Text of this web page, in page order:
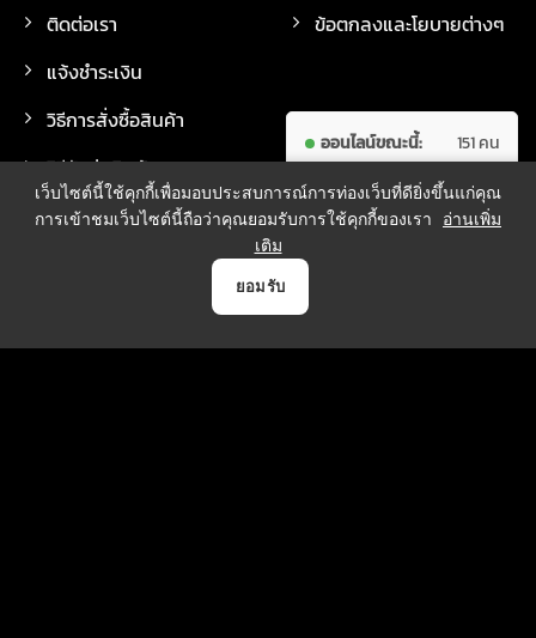
ติดต่อเรา
แจ้งชำระเงิน
วิธีการสั่งซื้อสินค้า
วิธีจัดส่งสินค้า
ข้อตกลงและโยบายต่างๆ
ออนไลน์ขณะนี้:
151 คน
ทั้งหมด:
7,626,452
คน
เว็บไซต์นี้ใช้คุกกี้เพื่อมอบประสบการณ์การท่องเว็บที่ดียิ่งขึ้นแก่คุณ
การเข้าชมเว็บไซต์นี้ถือว่าคุณยอมรับการใช้คุกกี้ของเรา
อ่านเพิ่ม
เติม
ยอมรับ